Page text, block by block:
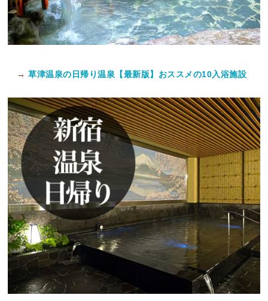
→ 草津温泉の日帰り温泉【最新版】おススメの10入浴施設